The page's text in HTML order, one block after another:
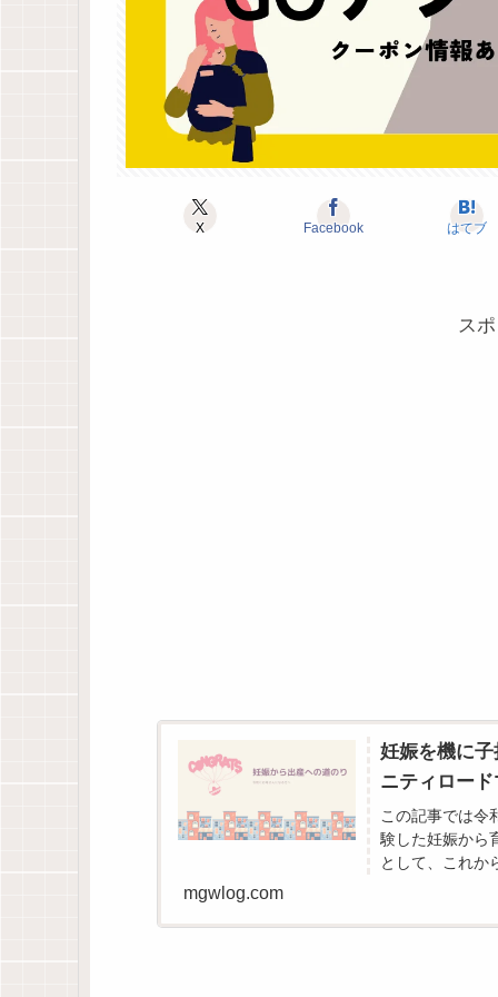
X Facebook はてブ
ス
妊娠を機に
ニティロー
この記事では令
験した妊娠から
として、これか
mgwlog.com